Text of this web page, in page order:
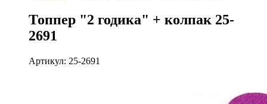
Топпер "2 годика" + колпак 25-
2691
Артикул: 25-2691